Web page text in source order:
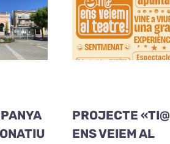
PROJECTE
ENS VEIEM AL